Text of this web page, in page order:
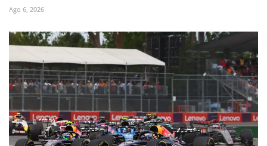
Ago 6, 2026